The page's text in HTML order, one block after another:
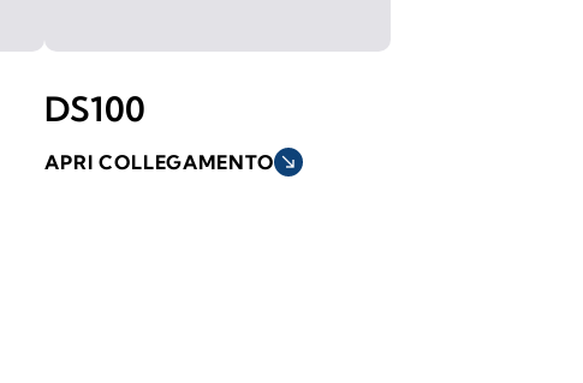
DS100
APRI COLLEGAMENTO south_east